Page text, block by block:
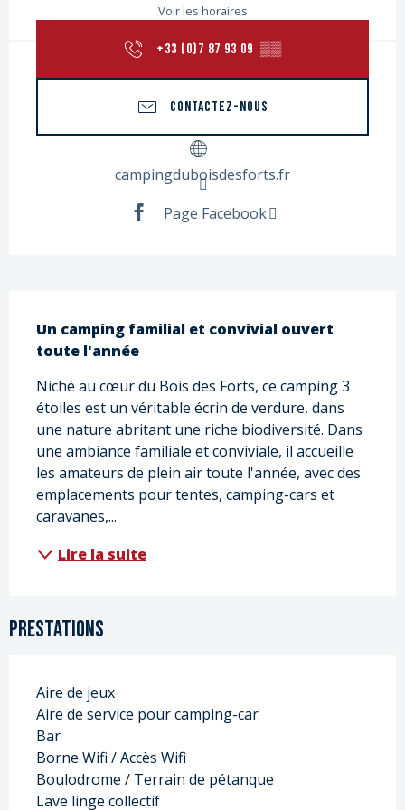
Voir les horaires
+33 (0)7 87 93 09 ▒▒
CONTACTEZ-NOUS
campingduboisdesforts.fr
Page Facebook
Description
Un camping familial et convivial ouvert
toute l'année
Niché au cœur du Bois des Forts, ce camping 3
étoiles est un véritable écrin de verdure, dans
une nature abritant une riche biodiversité. Dans
une ambiance familiale et conviviale, il accueille
les amateurs de plein air toute l'année, avec des
emplacements pour tentes, camping-cars et
caravanes,...
Lire la suite
Prestations
Aire de jeux
Aire de service pour camping-car
Bar
Borne Wifi / Accès Wifi
Boulodrome / Terrain de pétanque
Lave linge collectif